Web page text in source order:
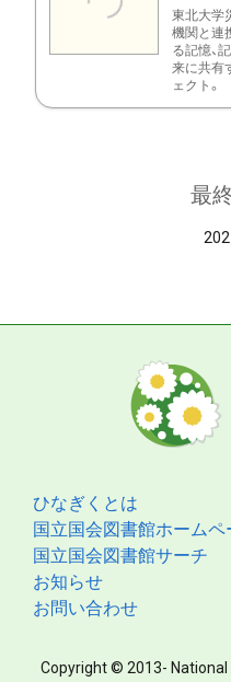
東北大学
機関と連
る記憶、
来に共有
ェクト。
最
ひなぎくとは
国立国会図書館ホームペ
国立国会図書館サーチ
お知らせ
お問い合わせ
Copyright © 2013- National